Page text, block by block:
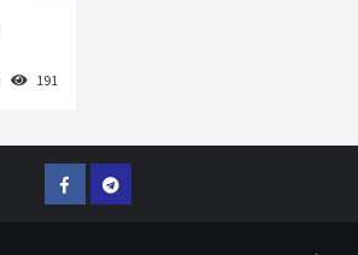
191
FacebookTelegram